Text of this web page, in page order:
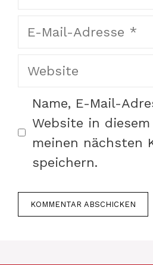
E-
Adresse
Website
Name, E-Mail-
Website in
meinen nächsten
speichern.